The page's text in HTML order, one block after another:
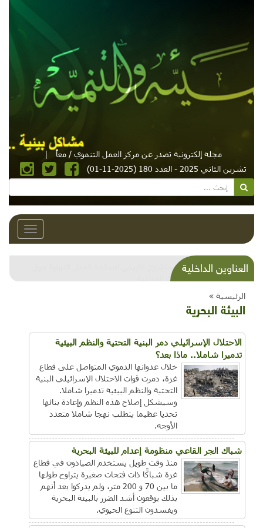
مجلة إلكترونية تصدر عن مركز العمل التنموي / معاً
|
تشرين الثاني 2025 - العدد 180 (2025-11-01)
Toggle
العناوين الداخليةشذرات بيئية وتنموية...بنية تحتية وحلويات قبيحة
وحاكورة ونوبل وزيتون و"سيباط"
الرئيسية »
البيئة البحرية
الاحتلال الإسرائيلي دمر البنية التحتية والنظم البيئية
تدميرا شاملا.. ماذا بعد؟
خلال عدوانها الدموي المتواصل على قطاع
غزة، دمرت قوات الاحتلال الإسرائيلي البنية
التحتية والنظم البيئية تدميرا شاملا.
وسيشكل إصلاح هذه النظم وإعادة بنائها
تحديا عظيما يتطلب نهجا شاملا متعدد
الأوجه.
شباك الجر القاعي منظومة إعدام للبيئة البحرية
منذ وقت طويل يستخدم الصيادون في قطاع
غزة شباكًا ذات فتحات صغيرة يتراوح طولها
ما بين 70 و 200 متر، ولم يدركوا بعد أنهم
بذلك يوقعون أشد الضرر بالبيئة البحرية
ويفسدون التنوع الحيوي.